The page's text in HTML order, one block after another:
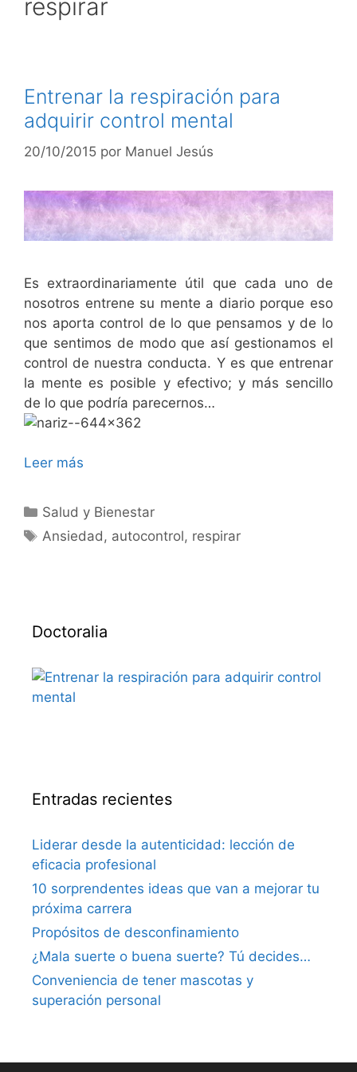
respirar
Entrenar la respiración para
adquirir control mental
20/10/2015 por Manuel Jesús
Es extraordinariamente útil que cada uno de
nosotros entrene su mente a diario porque eso
nos aporta control de lo que pensamos y de lo
que sentimos de modo que así gestionamos el
control de nuestra conducta. Y es que entrenar
la mente es posible y efectivo; y más sencillo
de lo que podría parecernos…
Leer más
Categorías
Salud y Bienestar
Etiquetas
Ansiedad, autocontrol, respirar
Doctoralia
Entradas recientes
Liderar desde la autenticidad: lección de
eficacia profesional
10 sorprendentes ideas que van a mejorar tu
próxima carrera
Propósitos de desconfinamiento
¿Mala suerte o buena suerte? Tú decides…
Conveniencia de tener mascotas y
superación personal